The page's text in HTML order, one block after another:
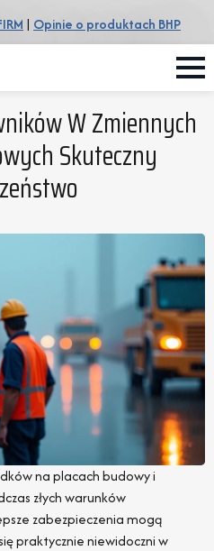
| Opinie o produktach BHP
W Zmiennych
Skuteczny
na placach budowy i
złych warunków
zabezpieczenia mogą
praktycznie niewidoczni w